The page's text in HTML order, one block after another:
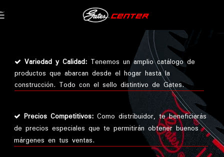
Skip to navigation
Variedad y Calidad: Tenemos un amplio catálogo de
productos que abarcan desde el hogar hasta la
construcción. Todo con el sello distintivo de Gates.
Precios Competitivos: Como distribuidor, te beneficiarás
de precios especiales que te permitirán obtener buenos
márgenes en tus ventas.